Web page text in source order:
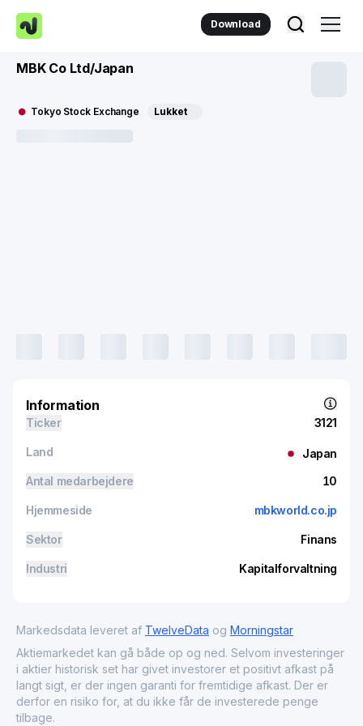
Download
MBK Co Ltd/Japan
Tokyo Stock Exchange Lukket
Information
Ticker 3121
Land
Japan
Antal medarbejdere
10
Hjemmeside mbkworld.co.jp
Sektor Finans
Industri Kapitalforvaltning
Markedsdata leveret af TwelveData og Morningstar
Aktiemarkedet kan gå både op og ned. Selvom investeringer
i aktier historisk set har givet investorer et positivt afkast på
langt sigt, er der ingen garanti for fremtidige afkast. Der er
derfor en risiko for, at du ikke får de investerede penge
tilbage.